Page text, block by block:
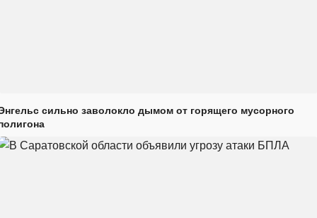
сильно заволокло дымом от горящего мусорного